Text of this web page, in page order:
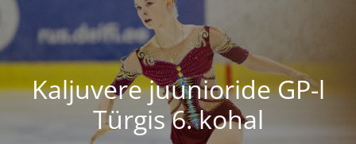
Kaljuvere juunioride GP-l
Türgis 6. kohal